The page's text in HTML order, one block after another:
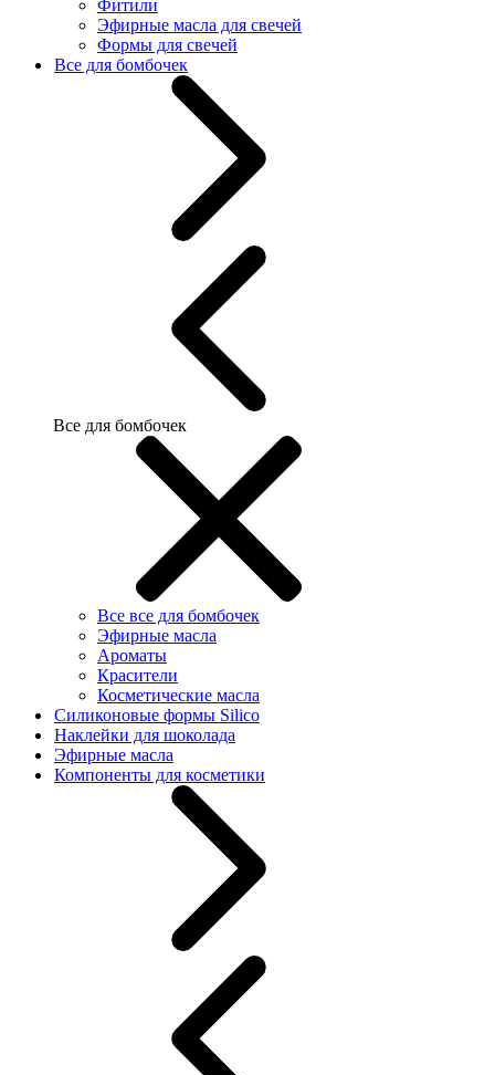
Фитили
Эфирные масла для свечей
Формы для свечей
Все для бомбочек
Все для бомбочек
Все все для бомбочек
Эфирные масла
Ароматы
Красители
Косметические масла
Силиконовые формы Silico
Наклейки для шоколада
Эфирные масла
Компоненты для косметики